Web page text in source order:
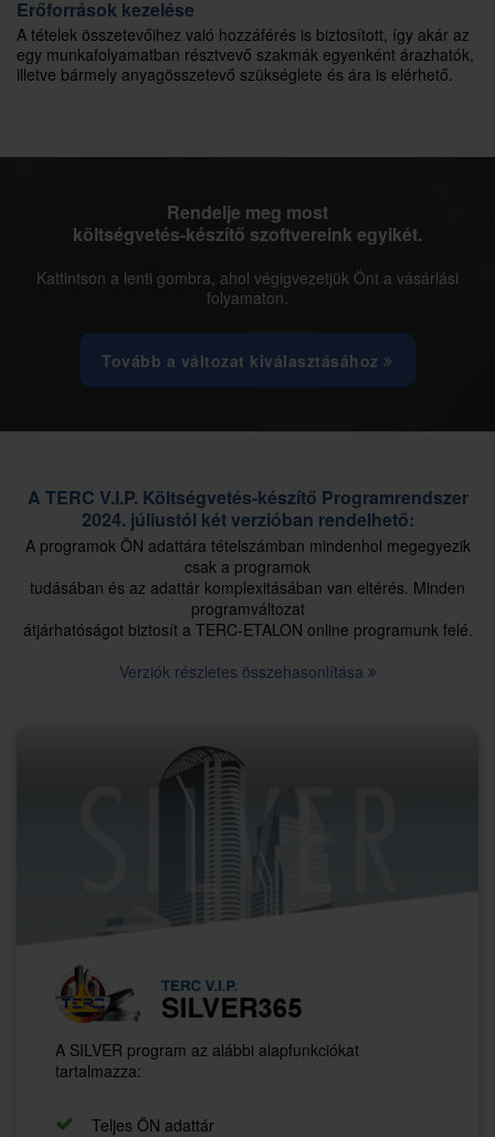
Erőforrások kezelése
A tételek összetevőihez való hozzáférés is biztosított, így akár az
egy munkafolyamatban résztvevő szakmák egyenként árazhatók,
illetve bármely anyagösszetevő szükséglete és ára is elérhető.
Rendelje meg most
költségvetés-készítő szoftvereink egyikét.
Kattintson a lenti gombra, ahol végigvezetjük Önt a vásárlási
folyamaton.
Tovább a változat kiválasztásához
A TERC V.I.P. Költségvetés-készítő Programrendszer
2024. júliustól két verzióban rendelhető:
A programok ÖN adattára tételszámban mindenhol megegyezik
csak a programok
tudásában és az adattár komplexitásában van eltérés. Minden
programváltozat
átjárhatóságot biztosít a TERC-ETALON online programunk felé.
Verziók részletes összehasonlítása
A SILVER program az alábbi alapfunkciókat
tartalmazza:
Teljes ÖN adattár